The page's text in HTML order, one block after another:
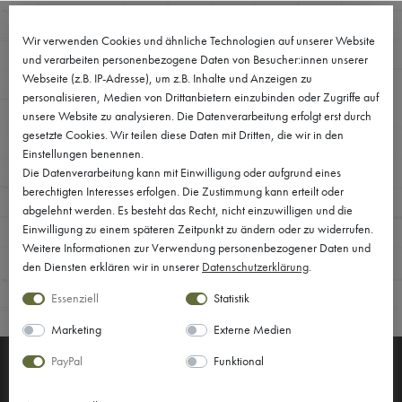
0
Widerrufs­formular
DRUCKEN
Wir verwenden Cookies und ähnliche Technologien auf unserer Website
und verarbeiten personenbezogene Daten von Besucher:innen unserer
Webseite (z.B. IP-Adresse), um z.B. Inhalte und Anzeigen zu
personalisieren, Medien von Drittanbietern einzubinden oder Zugriffe auf
unsere Website zu analysieren. Die Datenverarbeitung erfolgt erst durch
gesetzte Cookies. Wir teilen diese Daten mit Dritten, die wir in den
Einstellungen benennen.
Die Datenverarbeitung kann mit Einwilligung oder aufgrund eines
berechtigten Interesses erfolgen. Die Zustimmung kann erteilt oder
abgelehnt werden. Es besteht das Recht, nicht einzuwilligen und die
Einwilligung zu einem späteren Zeitpunkt zu ändern oder zu widerrufen.
Weitere Informationen zur Verwendung personenbezogener Daten und
den Diensten erklären wir in unserer Daten­schutz­erklärung.
Essenziell
Statistik
Marketing
Externe Medien
PayPal
Funktional